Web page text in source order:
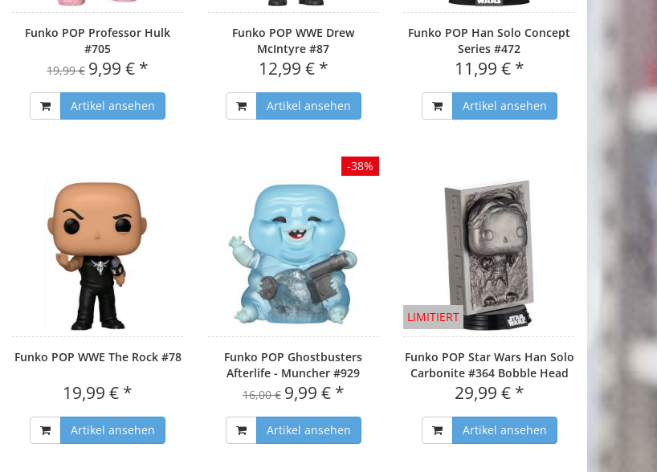
Funko POP Professor Hulk
#705
19,99 € 9,99 € *
Artikel ansehen
Funko POP WWE Drew
McIntyre #87
12,99 € *
Artikel ansehen
Funko POP Han Solo Concept
Series #472
11,99 € *
Artikel ansehen
Funko POP WWE The Rock #78
19,99 € *
Artikel ansehen
Funko POP Ghostbusters
Afterlife - Muncher #929
16,00 € 9,99 € *
Artikel ansehen
-38%
LIMITIERT
Funko POP Star Wars Han Solo
Carbonite #364 Bobble Head
29,99 € *
Artikel ansehen